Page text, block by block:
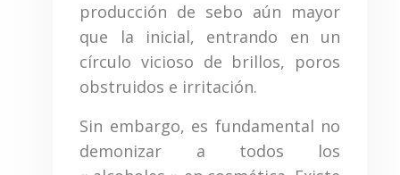
producción de sebo aún mayor
que la inicial, entrando en un
círculo vicioso de brillos, poros
obstruidos e irritación.
Sin embargo, es fundamental no
demonizar a todos los